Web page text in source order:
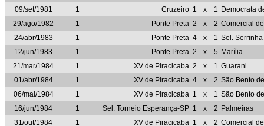
09/set/1981
1 Cruzeiro 1 x 1 Democrata
29/ago/1982
1 Ponte Preta 2 x 2 Comercial
24/abr/1983
1 Ponte Preta 4 x 1 Sel.
12/jun/1983
1 Ponte Preta 2 x 5 Marília
21/mar/1984
1 XV de Piracicaba 2 x 1 Guarani
01/abr/1984
1 XV de Piracicaba 4 x 2 São Bento
06/mai/1984
1 XV de Piracicaba 1 x 1 São Bento
16/jun/1984
1 Sel. Torneio Esperança-SP 1 x 2 Palmeiras
31/out/1984
1 XV de Piracicaba 1 x 2 Comercial